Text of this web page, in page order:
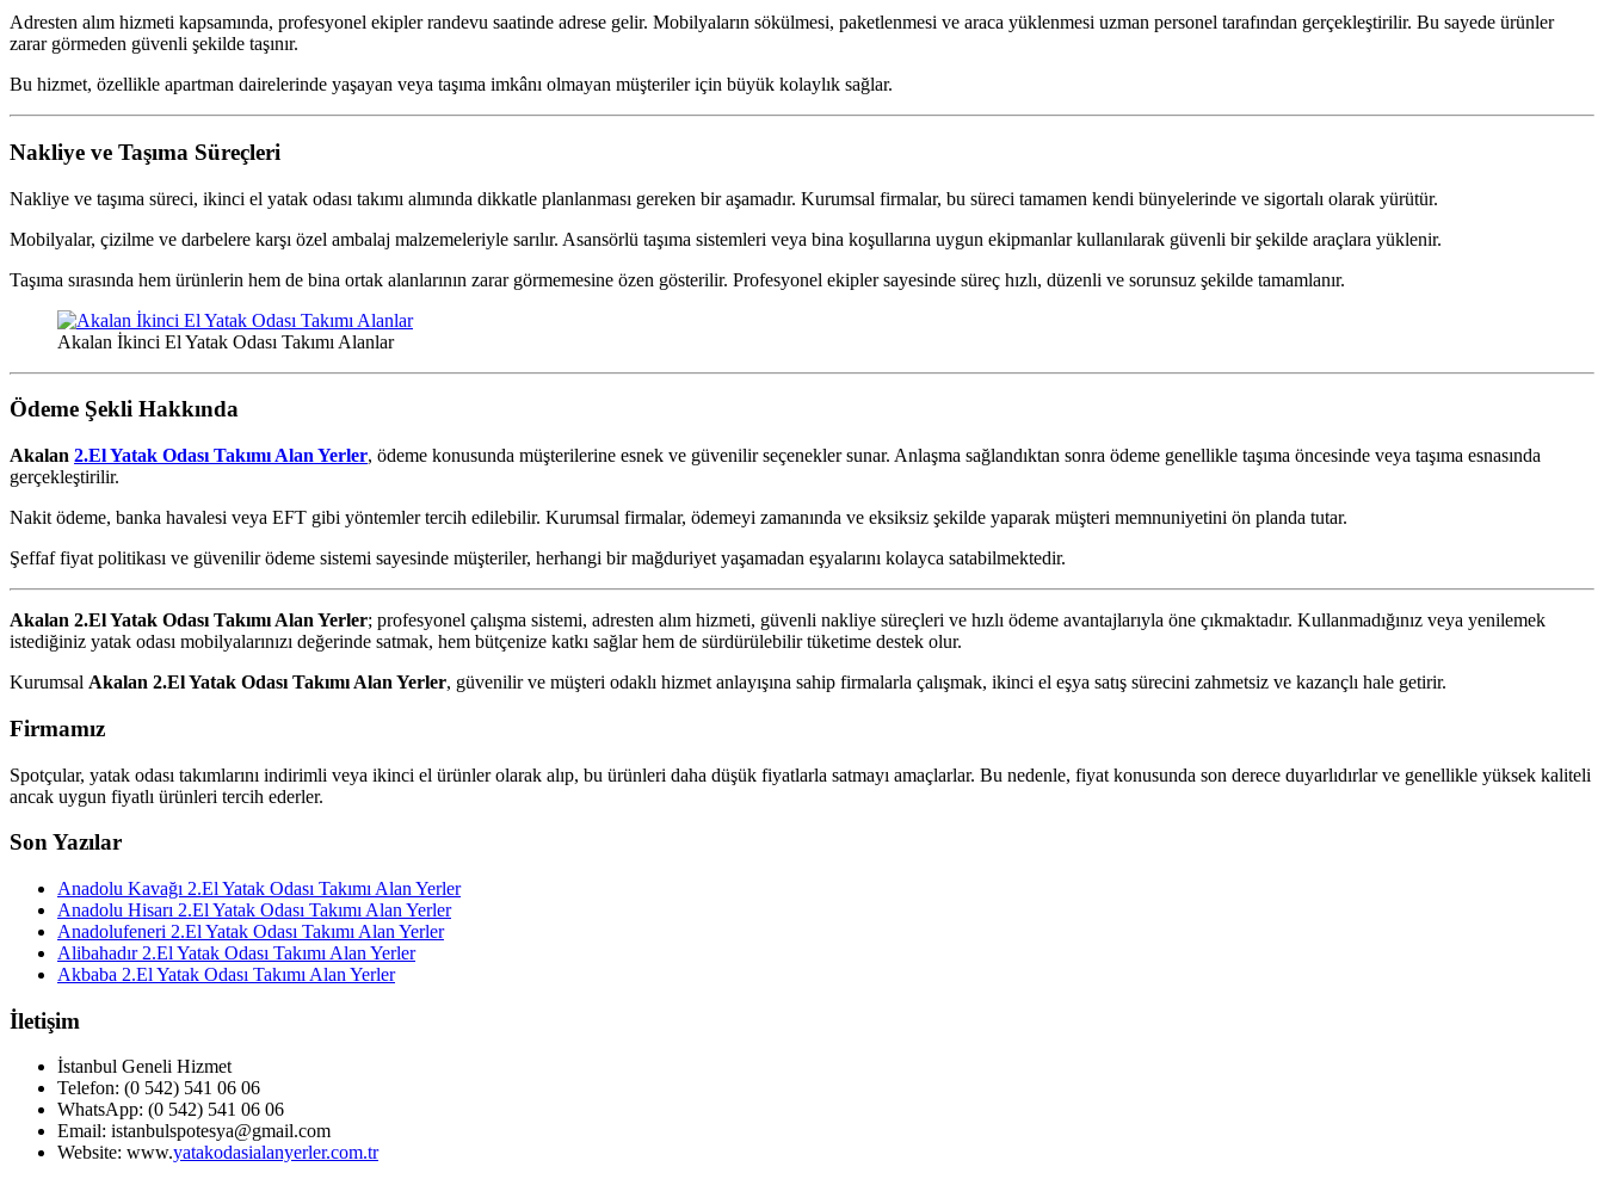
Adresten alım hizmeti kapsamında, profesyonel ekipler randevu saatinde adrese gelir. Mobilyaların sökülmesi, paketlenmesi ve araca yüklenmesi uzman personel tarafından gerçekleştirilir. Bu sayede ürünler
zarar görmeden güvenli şekilde taşınır.
Bu hizmet, özellikle apartman dairelerinde yaşayan veya taşıma imkânı olmayan müşteriler için büyük kolaylık sağlar.
Nakliye ve Taşıma Süreçleri
Nakliye ve taşıma süreci, ikinci el yatak odası takımı alımında dikkatle planlanması gereken bir aşamadır. Kurumsal firmalar, bu süreci tamamen kendi bünyelerinde ve sigortalı olarak yürütür.
Mobilyalar, çizilme ve darbelere karşı özel ambalaj malzemeleriyle sarılır. Asansörlü taşıma sistemleri veya bina koşullarına uygun ekipmanlar kullanılarak güvenli bir şekilde araçlara yüklenir.
Taşıma sırasında hem ürünlerin hem de bina ortak alanlarının zarar görmemesine özen gösterilir. Profesyonel ekipler sayesinde süreç hızlı, düzenli ve sorunsuz şekilde tamamlanır.
Akalan İkinci El Yatak Odası Takımı Alanlar
Ödeme Şekli Hakkında
Akalan 2.El Yatak Odası Takımı Alan Yerler, ödeme konusunda müşterilerine esnek ve güvenilir seçenekler sunar. Anlaşma sağlandıktan sonra ödeme genellikle taşıma öncesinde veya taşıma esnasında
gerçekleştirilir.
Nakit ödeme, banka havalesi veya EFT gibi yöntemler tercih edilebilir. Kurumsal firmalar, ödemeyi zamanında ve eksiksiz şekilde yaparak müşteri memnuniyetini ön planda tutar.
Şeffaf fiyat politikası ve güvenilir ödeme sistemi sayesinde müşteriler, herhangi bir mağduriyet yaşamadan eşyalarını kolayca satabilmektedir.
Akalan 2.El Yatak Odası Takımı Alan Yerler; profesyonel çalışma sistemi, adresten alım hizmeti, güvenli nakliye süreçleri ve hızlı ödeme avantajlarıyla öne çıkmaktadır. Kullanmadığınız veya yenilemek
istediğiniz yatak odası mobilyalarınızı değerinde satmak, hem bütçenize katkı sağlar hem de sürdürülebilir tüketime destek olur.
Kurumsal Akalan 2.El Yatak Odası Takımı Alan Yerler, güvenilir ve müşteri odaklı hizmet anlayışına sahip firmalarla çalışmak, ikinci el eşya satış sürecini zahmetsiz ve kazançlı hale getirir.
Firmamız
Spotçular, yatak odası takımlarını indirimli veya ikinci el ürünler olarak alıp, bu ürünleri daha düşük fiyatlarla satmayı amaçlarlar. Bu nedenle, fiyat konusunda son derece duyarlıdırlar ve genellikle yüksek kaliteli
ancak uygun fiyatlı ürünleri tercih ederler.
Son Yazılar
Anadolu Kavağı 2.El Yatak Odası Takımı Alan Yerler
Anadolu Hisarı 2.El Yatak Odası Takımı Alan Yerler
Anadolufeneri 2.El Yatak Odası Takımı Alan Yerler
Alibahadır 2.El Yatak Odası Takımı Alan Yerler
Akbaba 2.El Yatak Odası Takımı Alan Yerler
İletişim
İstanbul Geneli Hizmet
Telefon: (0 542) 541 06 06
WhatsApp: (0 542) 541 06 06
Email: istanbulspotesya@gmail.com
Website: www.yatakodasialanyerler.com.tr